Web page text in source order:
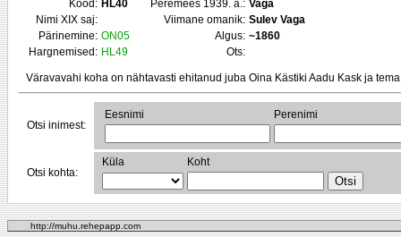
Kood: HL40 Peremees 1939. a.: Vaga
Nimi XIX saj:
Viimane omanik: Sulev Vaga
Pärinemine: ON05 Algus: ~1860
Hargnemised: HL49 Ots:
Väravavahi koha on nähtavasti ehitanud juba Oina Kästiki Aadu Kask ja
Otsi inimest:
Eesnimi Perenimi
Otsi kohta:
Küla Koht
http://muhu.rehepapp.com